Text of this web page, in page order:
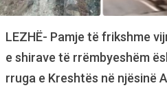
LEZHË- Pamje të frikshme
e shirave të rrëmbyeshëm
rruga e Kreshtës në njësinë